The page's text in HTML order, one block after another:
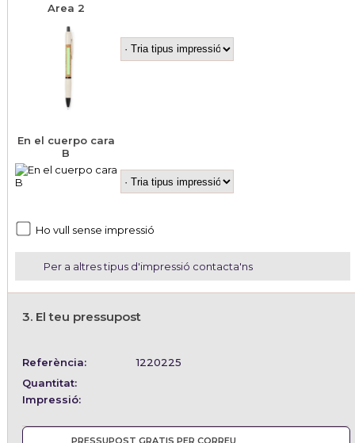
Area 2
En el cuerpo cara
B
Ho vull sense impressió
Per a altres tipus d'impressió contacta'ns
3. El teu pressupost
Referència:
1220225
Quantitat:
Impressió: